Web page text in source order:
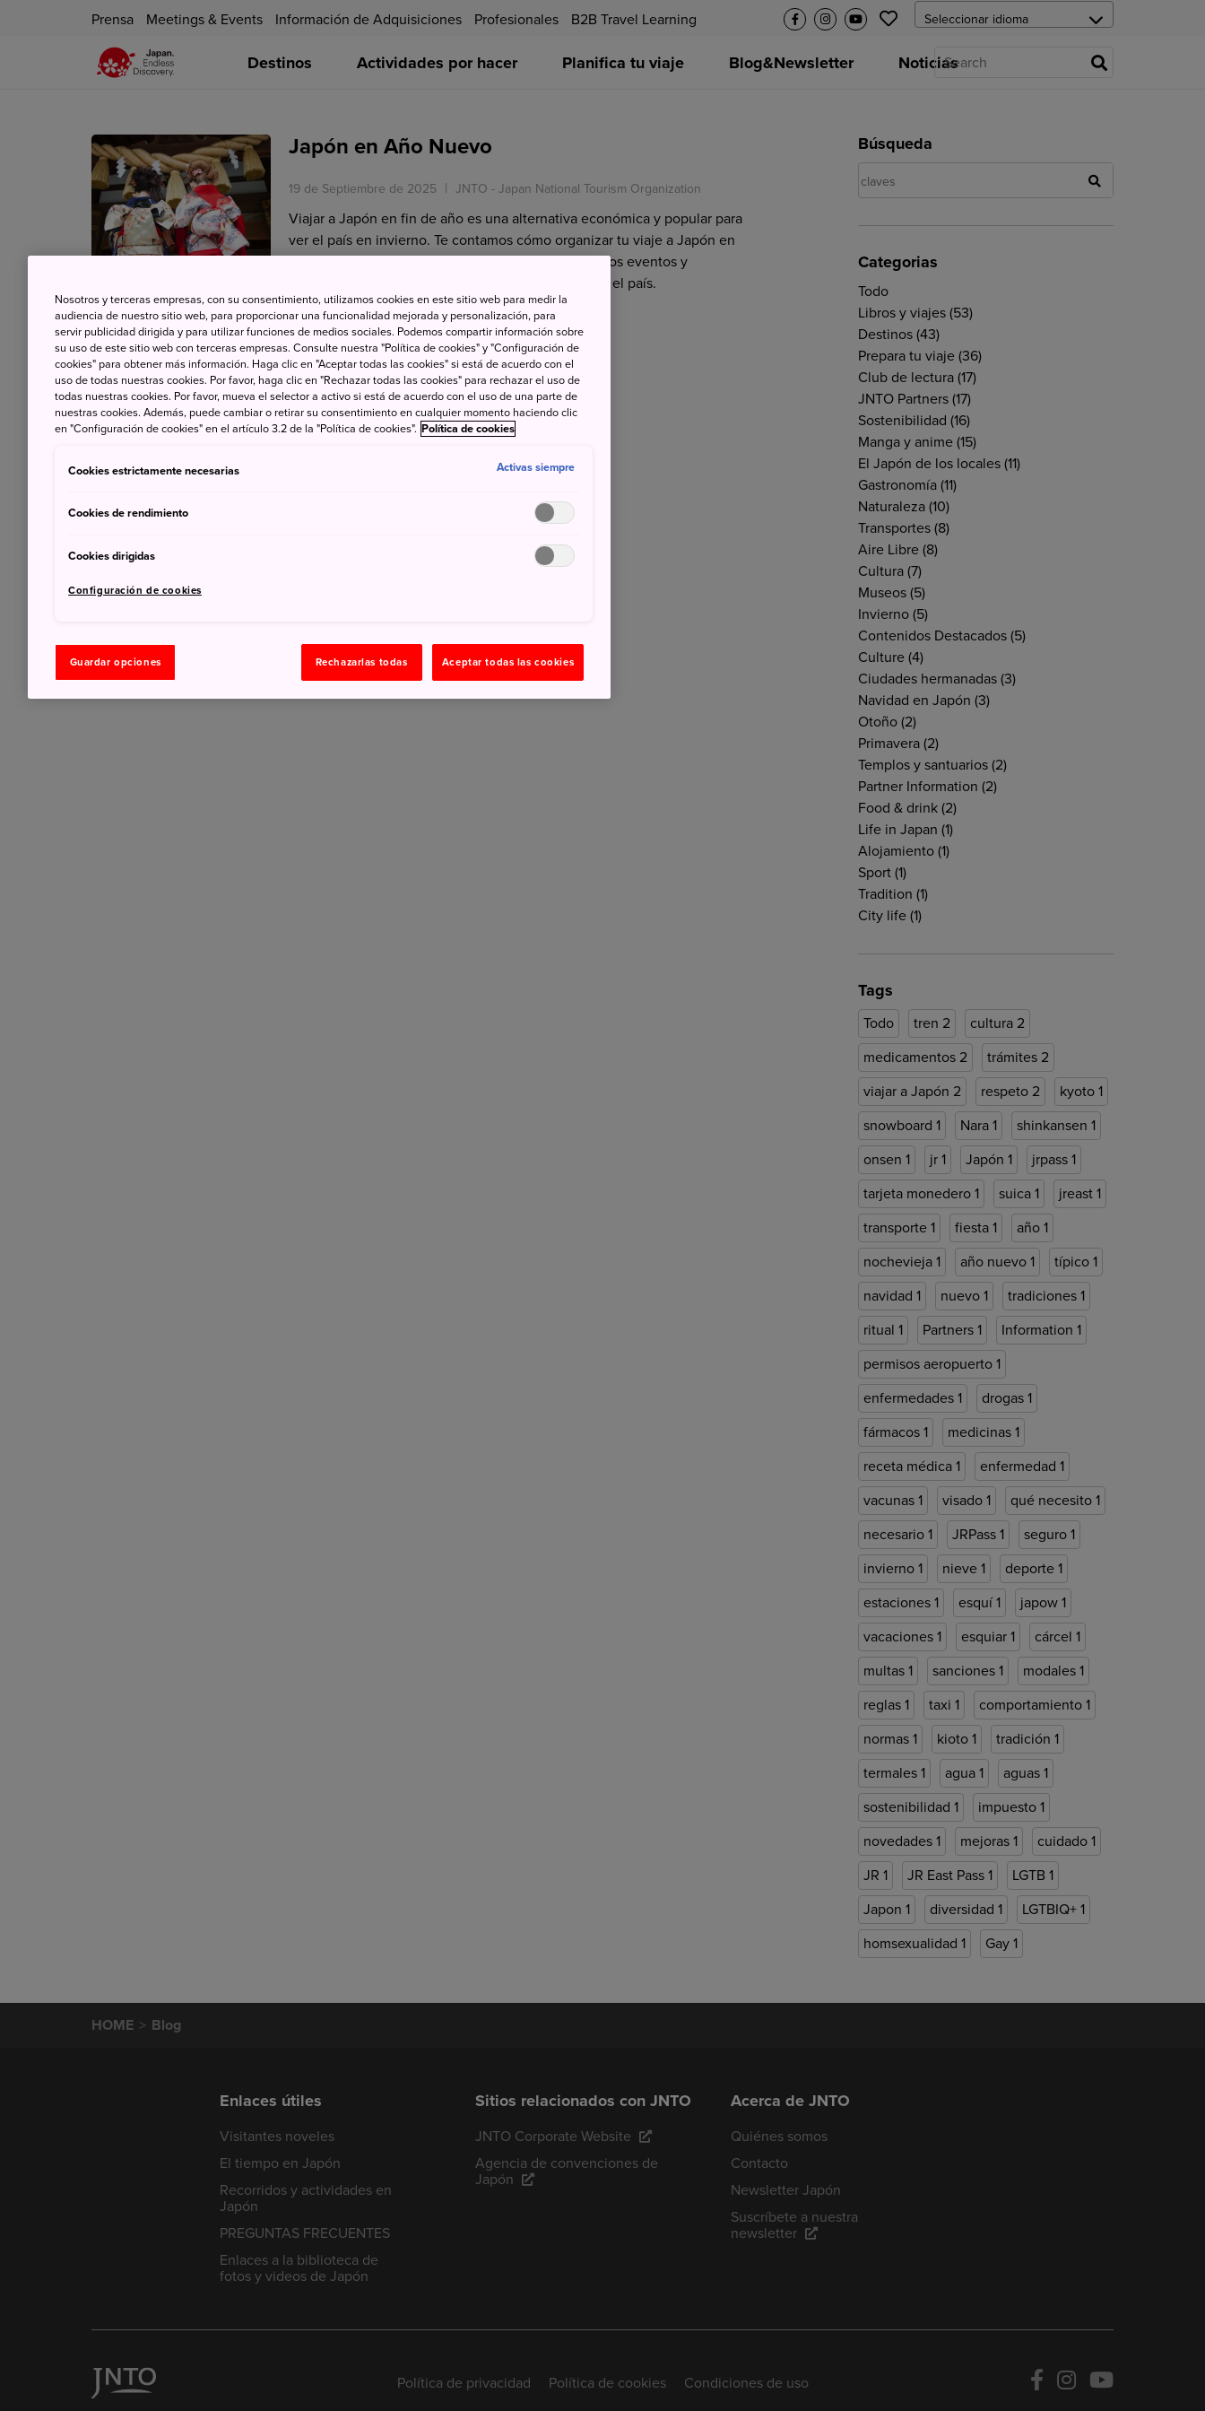
Prensa Meetings & Events Información de Adquisiciones Profesionales B2B Travel Learning
Destinos Actividades por hacer Planifica tu viaje Blog&Newsletter Noticias
Japón en Año Nuevo
19 de Septiembre de 2025 JNTO - Japan National Tourism Organization
Viajar a Japón en fin de año es una alternativa económica y popular para
ver el país en invierno. Te contamos cómo organizar tu viaje a Japón en
estas fechas y así puedas disfrutar de cada uno de los eventos y
celebraciones que se distribuyen a lo largo de todo el país.
Búsqueda
Categorias
Todo
Libros y viajes (53)
Destinos (43)
Prepara tu viaje (36)
Club de lectura (17)
JNTO Partners (17)
Sostenibilidad (16)
Manga y anime (15)
El Japón de los locales (11)
Gastronomía (11)
Naturaleza (10)
Transportes (8)
Aire Libre (8)
Cultura (7)
Museos (5)
Invierno (5)
Contenidos Destacados (5)
Culture (4)
Ciudades hermanadas (3)
Navidad en Japón (3)
Otoño (2)
Primavera (2)
Templos y santuarios (2)
Partner Information (2)
Food & drink (2)
Life in Japan (1)
Alojamiento (1)
Sport (1)
Tradition (1)
City life (1)
Tags
Todo tren 2 cultura 2
medicamentos 2 trámites 2
viajar a Japón 2 respeto 2 kyoto 1
snowboard 1 Nara 1 shinkansen 1
onsen 1 jr 1 Japón 1 jrpass 1
tarjeta monedero 1 suica 1 jreast 1
transporte 1 fiesta 1 año 1
nochevieja 1 año nuevo 1 típico 1
navidad 1 nuevo 1 tradiciones 1
ritual 1 Partners 1 Information 1
permisos aeropuerto 1
enfermedades 1 drogas 1
fármacos 1 medicinas 1
receta médica 1 enfermedad 1
vacunas 1 visado 1 qué necesito 1
necesario 1 JRPass 1 seguro 1
invierno 1 nieve 1 deporte 1
estaciones 1 esquí1 japow 1
vacaciones 1 esquiar 1 cárcel 1
multas 1 sanciones 1 modales 1
reglas 1 taxi 1 comportamiento 1
normas 1 kioto 1 tradición 1
termales 1 agua 1 aguas 1
sostenibilidad 1 impuesto 1
novedades 1 mejoras 1 cuidado 1
JR 1 JR East Pass 1 LGTB 1
Japon 1 diversidad 1 LGTBIQ+ 1
homsexualidad 1 Gay 1
HOME Blog
Enlaces útiles
Visitantes noveles
El tiempo en Japón
Recorridos y actividades en
Japón
PREGUNTAS FRECUENTES
Enlaces a la biblioteca de
fotos y videos de Japón
Sitios relacionados con JNTO
JNTO Corporate Website
Agencia de convenciones de
Japón
Acerca de JNTO
Quiénes somos
Contacto
Newsletter Japón
Suscríbete a nuestra
newsletter
Política de privacidad Política de cookies Condiciones de uso
Nosotros y terceras empresas, con su consentimiento, utilizamos cookies en este sitio web para medir la
audiencia de nuestro sitio web, para proporcionar una funcionalidad mejorada y personalización, para
servir publicidad dirigida y para utilizar funciones de medios sociales. Podemos compartir información sobre
su uso de este sitio web con terceras empresas. Consulte nuestra "Política de cookies" y "Configuración de
cookies" para obtener más información. Haga clic en "Aceptar todas las cookies" si está de acuerdo con el
uso de todas nuestras cookies. Por favor, haga clic en "Rechazar todas las cookies" para rechazar el uso de
todas nuestras cookies. Por favor, mueva el selector a activo si está de acuerdo con el uso de una parte de
nuestras cookies. Además, puede cambiar o retirar su consentimiento en cualquier momento haciendo clic
en "Configuración de cookies" en el artículo 3.2 de la "Política de cookies". Política de cookies
Cookies estrictamente necesarias Activas siempre
Cookies de rendimiento
Cookies dirigidas
Configuración de cookies
Guardar opciones Rechazarlas todas Aceptar todas las cookies